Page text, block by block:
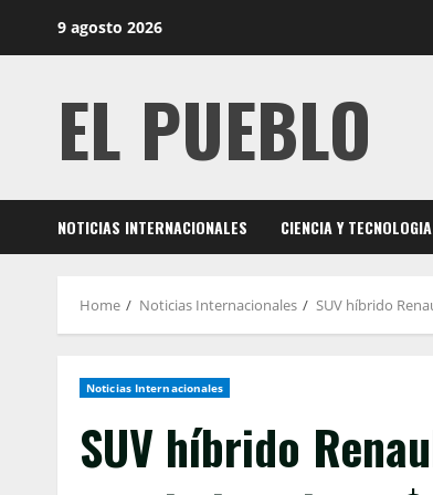
9 agosto 2026
EL PUEBLO
NOTICIAS INTERNACIONALES CIENCIA Y TECNOLOGIA
Home Noticias Internacionales SUV híbrido
Noticias Internacionales
SUV híbrido